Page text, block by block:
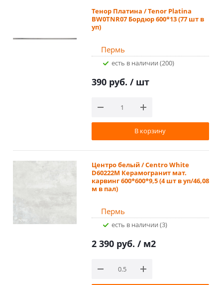
Тенор Платина / Tenor Platina
BW0TNR07 Бордюр 600*13 (77 шт в
уп)
Пермь
Есть в наличии (200)
390 руб. / шт
В корзину
Центро белый / Centro White
D60222M Керамогранит мат.
карвинг 600*600*9,5 (4 шт в уп/46,08
м в пал)
Пермь
Есть в наличии (3)
2 390 руб. / м2